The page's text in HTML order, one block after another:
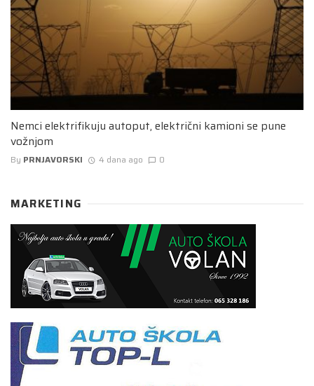
Nemci elektrifikuju autoput, električni kamioni se pune
vožnjom
By PRNJAVORSKI 4 dana ago 0
MARKETING